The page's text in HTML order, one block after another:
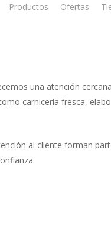
Productos Ofertas
una atención
carnicería fresca,
al cliente forman